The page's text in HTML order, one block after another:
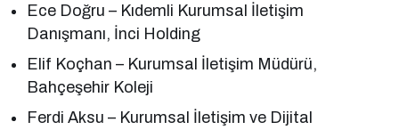
Ece Doğru – Kıdemli Kurumsal İletişim
Danışmanı, İnci Holding
Elif Koçhan – Kurumsal İletişim Müdürü,
Bahçeşehir Koleji
Ferdi Aksu – Kurumsal İletişim ve Dijital